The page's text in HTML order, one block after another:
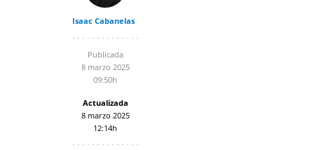
Isaac Cabanelas
Publicada
8 marzo 2025
09:50h
Actualizada
8 marzo 2025
12:14h